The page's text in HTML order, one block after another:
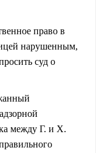
право в
нарушенным,
суд о
между Г. и Х.